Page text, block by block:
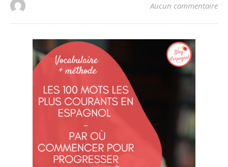
Aucun commentaire